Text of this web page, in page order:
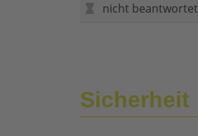
nicht beantwortet
Sicherheit